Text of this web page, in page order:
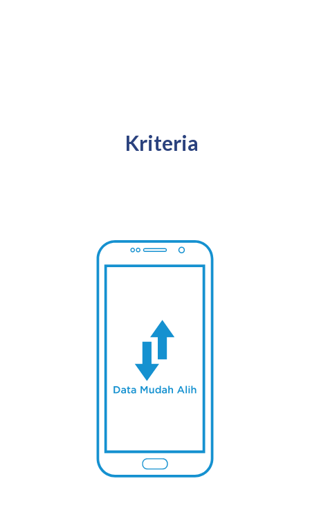
Kriteria